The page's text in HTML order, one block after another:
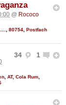
@ Rococo
80754 Postfach
34 1
AT, Cola Rum